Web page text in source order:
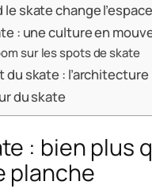
le skate change
: une culture en
sur les spots de skate
du skate : l’architecture
du skate
: bien plus
planche